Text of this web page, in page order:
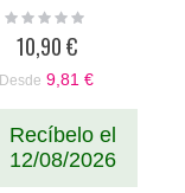
Rating:
10,90 €
Desde 9,81 €
Recíbelo el
12/08/2026